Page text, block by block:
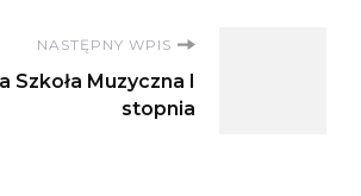
NASTĘPNY WPIS
Szkoła Muzyczna I
stopnia